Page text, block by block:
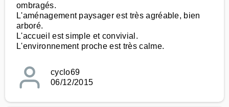
ombragés.
L'aménagement paysager est très agréable, bien
arboré.
L'accueil est simple et convivial.
L'environnement proche est très calme.
cyclo69
06/12/2015